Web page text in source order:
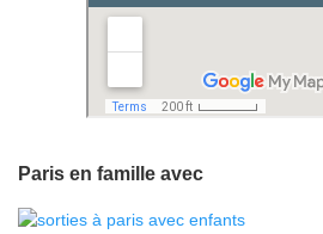
Paris en famille avec